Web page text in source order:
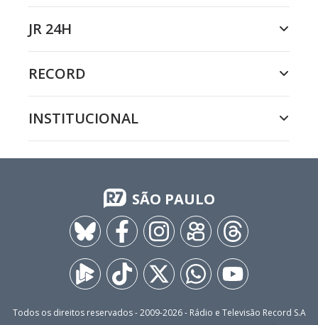
JR 24H
RECORD
INSTITUCIONAL
SÃO PAULO
Todos os direitos reservados - 2009-2026- Rádio e Televisão Record S.A